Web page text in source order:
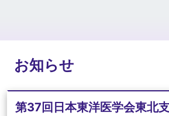
お知らせ
第37回日本東洋医学会東北